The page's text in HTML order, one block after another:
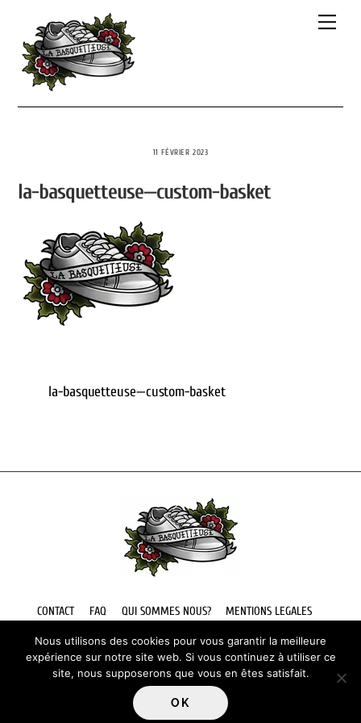
content
11 FÉVRIER 2023
la-basquetteuse—custom-basket
la-basquetteuse—custom-basket
Back
To
Top
CONTACT FAQ QUI SOMMES NOUS? MENTIONS LEGALES
Site web par © Webeliam
Nous utilisons des cookies pour vous garantir la meilleure
expérience sur notre site web. Si vous continuez à utiliser ce
site, nous supposerons que vous en êtes satisfait.
OK